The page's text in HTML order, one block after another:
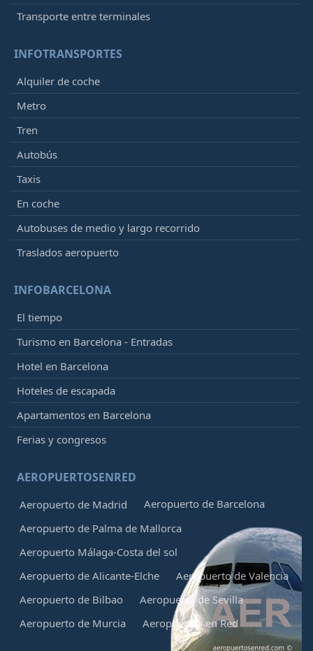
Transporte entre terminales
INFOTRANSPORTES
Alquiler de coche
Metro
Tren
Autobús
Taxis
En coche
Autobuses de medio y largo recorrido
Traslados aeropuerto
INFOBARCELONA
El tiempo
Turismo en Barcelona - Entradas
Hotel en Barcelona
Hoteles de escapada
Apartamentos en Barcelona
Ferias y congresos
AEROPUERTOSENRED
Aeropuerto de Madrid
Aeropuerto de Barcelona
Aeropuerto de Palma de Mallorca
Aeropuerto Málaga-Costa del sol
Aeropuerto de Alicante-Elche
Aeropuerto de Valencia
Aeropuerto de Bilbao
Aeropuerto de Sevilla
Aeropuerto de Murcia
Aeropuertos en Red